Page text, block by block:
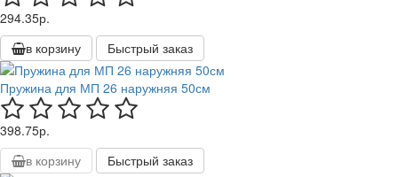
294.35р.
в корзину
Быстрый заказ
Пружина для МП 26 наружняя 50см
398.75р.
в корзину
Быстрый заказ